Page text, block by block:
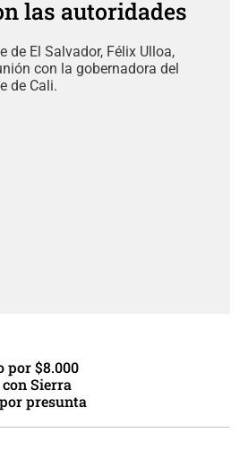
las autoridades
de El Salvador, Félix Ulloa,
con la gobernadora del
de Cali.
por $8.000
Sierra
presunta